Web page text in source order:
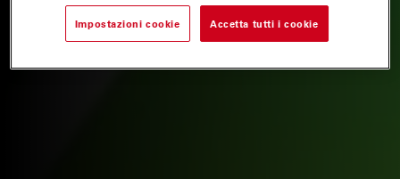
Impostazioni cookie Accetta tutti i cookie